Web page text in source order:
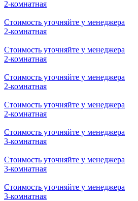
2-комнатная
Стоимость уточняйте у менеджера
2-комнатная
Стоимость уточняйте у менеджера
2-комнатная
Стоимость уточняйте у менеджера
2-комнатная
Стоимость уточняйте у менеджера
2-комнатная
Стоимость уточняйте у менеджера
3-комнатная
Стоимость уточняйте у менеджера
3-комнатная
Стоимость уточняйте у менеджера
3-комнатная